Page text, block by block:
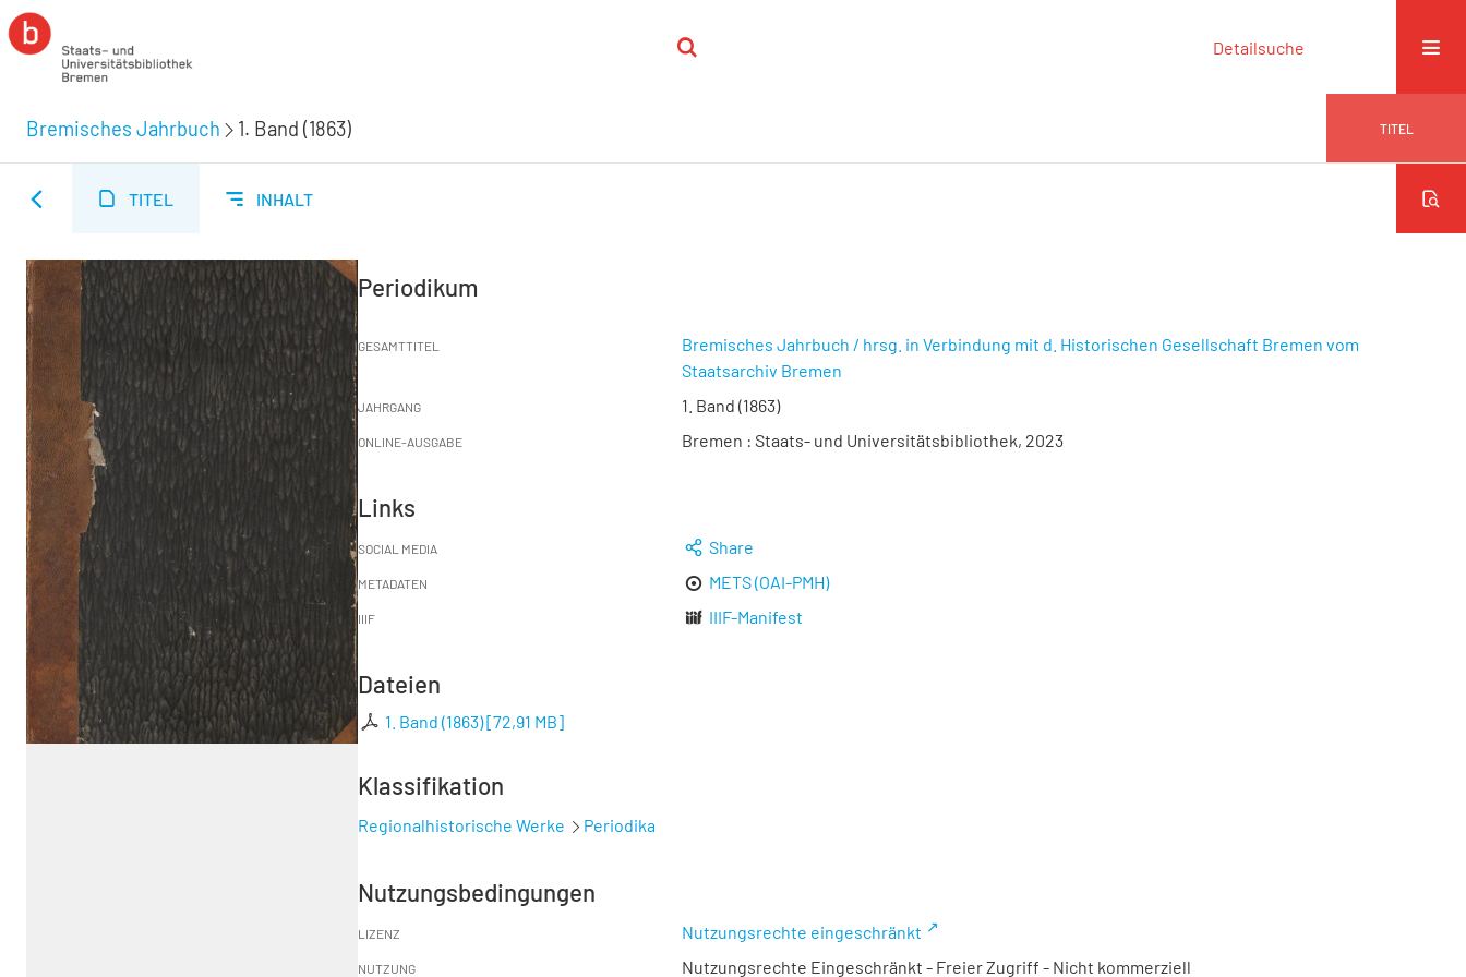
Detailsuche
Bremisches Jahrbuch 1. Band (1863) TITEL
TITEL INHALT
Periodikum
GESAMTTITEL
Bremisches Jahrbuch / hrsg. in Verbindung mit d. Historischen Gesellschaft Bremen vom
Staatsarchiv Bremen
JAHRGANG 1. Band (1863)
ONLINE-AUSGABE Bremen : Staats- und Universitätsbibliothek, 2023
Links
SOCIAL MEDIA Share
METADATEN METS (OAI-PMH)
IIIF IIIF-Manifest
Dateien
1. Band (1863)[72,91 MB]
Klassifikation
Regionalhistorische Werke Periodika
Nutzungsbedingungen
LIZENZ Nutzungsrechte eingeschränkt
NUTZUNG Nutzungsrechte Eingeschränkt - Freier Zugriff - Nicht kommerziell